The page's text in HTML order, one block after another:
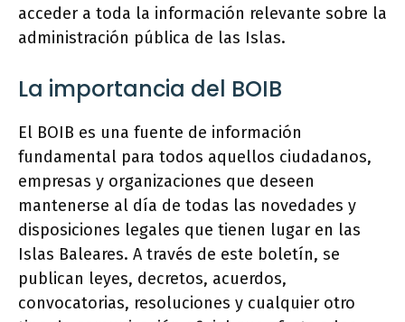
acceder a toda la información relevante sobre la
administración pública de las Islas.
La importancia del BOIB
El BOIB es una fuente de información
fundamental para todos aquellos ciudadanos,
empresas y organizaciones que deseen
mantenerse al día de todas las novedades y
disposiciones legales que tienen lugar en las
Islas Baleares. A través de este boletín, se
publican leyes, decretos, acuerdos,
convocatorias, resoluciones y cualquier otro